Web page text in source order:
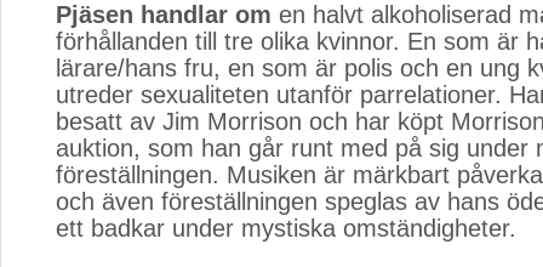
Pjäsen handlar om en halvt alkoholiserad
förhållanden till tre olika kvinnor. En som är
lärare/hans fru, en som är polis och en ung
utreder sexualiteten utanför parrelationer.
besatt av Jim Morrison och har köpt
auktion, som han går runt med på sig under
föreställningen. Musiken är märkbart
och även föreställningen speglas av hans
ett badkar under mystiska omständigheter.